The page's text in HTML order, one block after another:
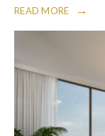
READ MORE →